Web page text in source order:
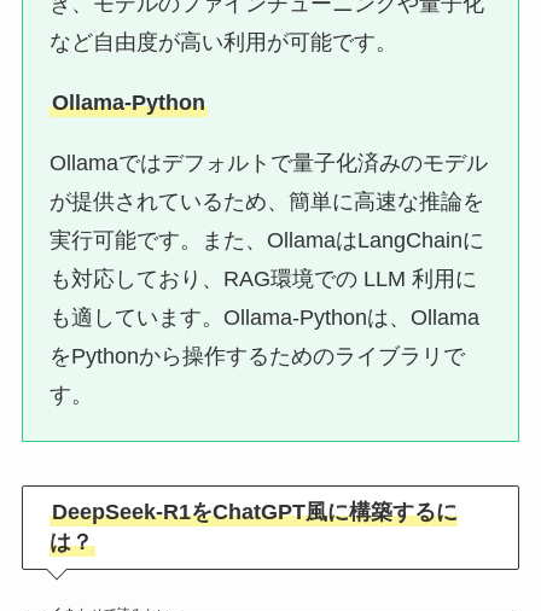
など自由度が高い利用が可能です。
Ollama-Python
Ollamaではデフォルトで量子化済みのモデル
が提供されているため、簡単に高速な推論を
実行可能です。また、OllamaはLangChainに
も対応しており、RAG環境での LLM 利用に
も適しています。Ollama-Pythonは、Ollama
をPythonから操作するためのライブラリで
す。
DeepSeek-R1をChatGPT風に構築するに
は？